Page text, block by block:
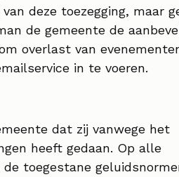
deze toezegging, maar
de gemeente de
overlast van
in te voeren.
dat zij vanwege het
heeft gedaan. Op alle
toegestane